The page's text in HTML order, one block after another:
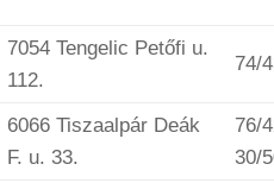
7054 Tengelic Petőfi u.
112.
74/
6066 Tiszaalpár Deák
F. u. 33.
76/
30/